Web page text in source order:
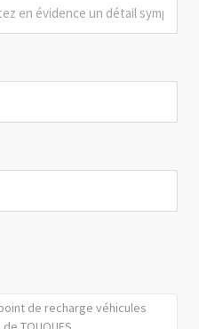
point de recharge véhicules